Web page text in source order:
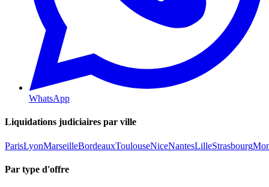
WhatsApp
Liquidations judiciaires par ville
ParisLyonMarseilleBordeauxToulouseNiceNantesLilleStrasbourg
Par type d'offre